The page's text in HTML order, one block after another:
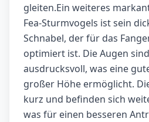
gleiten.Ein weiteres
Fea-Sturmvogels ist sein
Schnabel, der für das
optimiert ist. Die Augen
ausdrucksvoll, was eine
großer Höhe ermöglicht.
kurz und befinden sich
was für einen besseren